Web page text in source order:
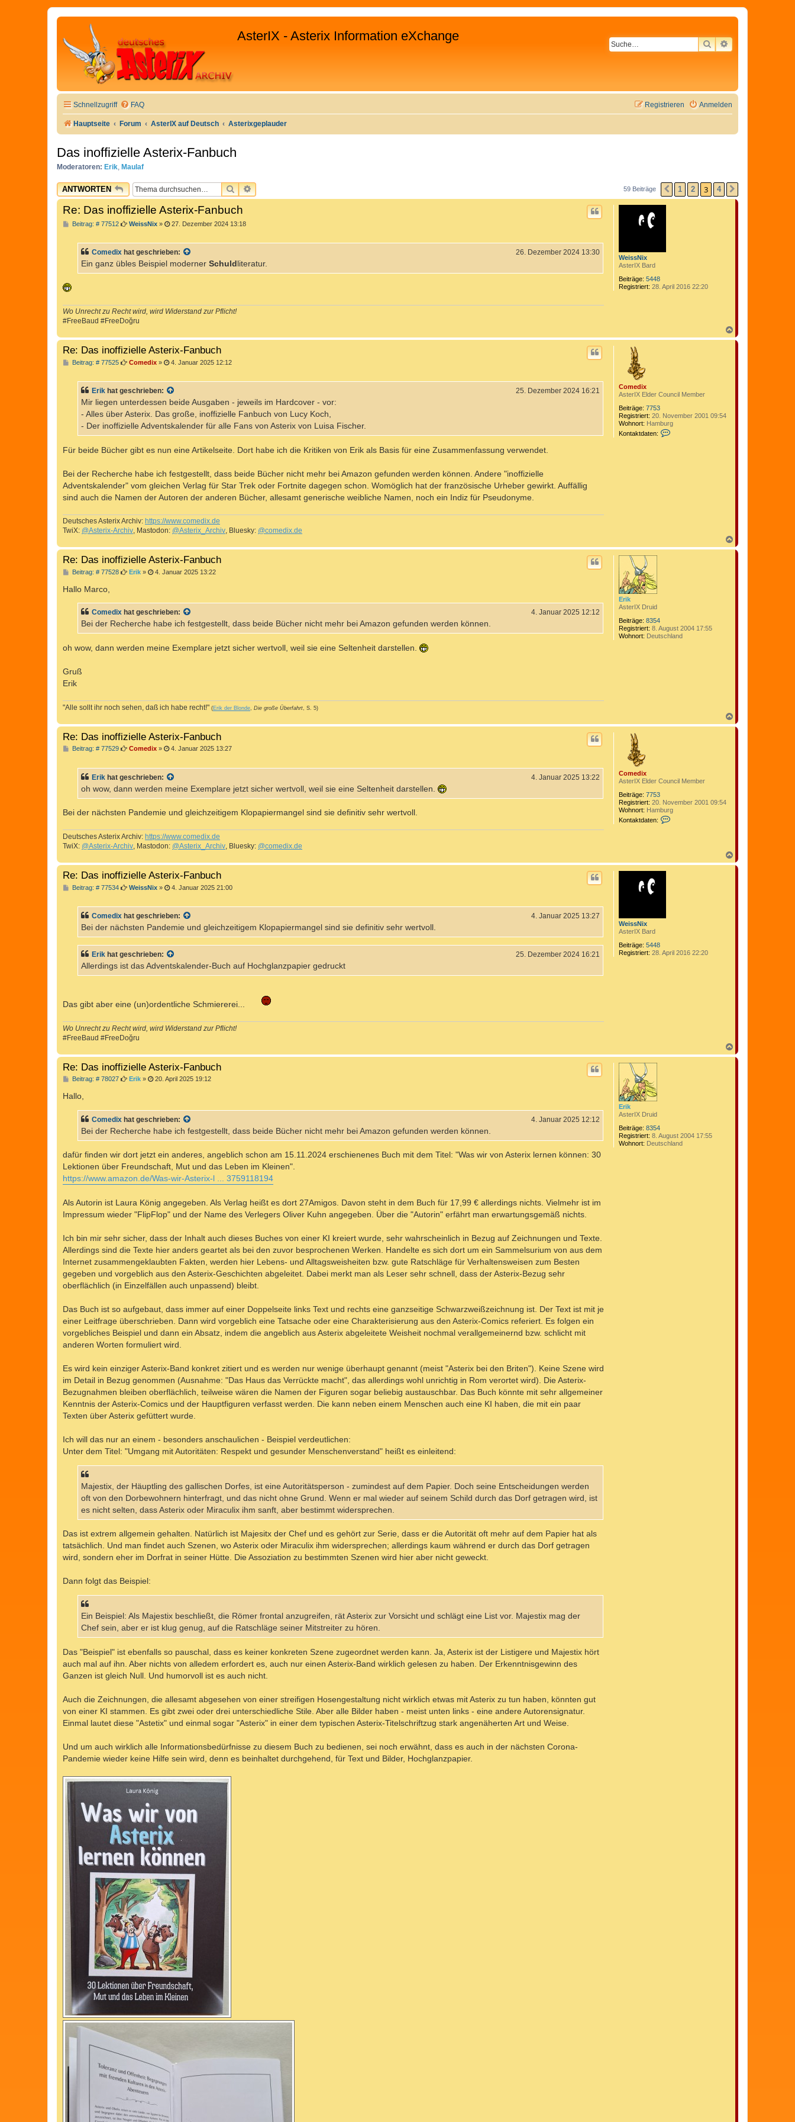
AsterIX - Asterix Information eXchange
SUCHEERWEITERTE
Schnellzugriff FAQ Anmelden
Registrieren
Hauptseite Forum AsterIX auf Deutsch Asterixgeplauder
Das inoffizielle Asterix-Fanbuch
Moderatoren: Erik, Maulaf
ANTWORTEN SUCHEERWEITERTE SUCHE 59 Beiträge VORHERIGE
1 2 3 4
WeissNix
AsterIX Bard
Beiträge: 5448
Registriert: 28. April 2016 22:20
Re: Das inoffizielle Asterix-Fanbuch
Beitrag: # 77512B
r
a
WeissNix» 27. Dezember 2024 13:18
Comedix hat geschrieben: 26. Dezember 2024 13:30
Ein ganz übles Beispiel moderner Schuld literatur.
Wo Unrecht zu Recht wird, wird Widerstand zur Pflicht!
#FreeBaud #FreeDoğru
a
c
Comedix
AsterIX Elder Council Member
Beiträge: 7753
Registriert: 20. November 2001 09:54
Wohnort: Hamburg
Kontaktdaten:
C
Re: Das inoffizielle Asterix-Fanbuch
Beitrag: # 77525B
r
a
Comedix» 4. Januar 2025 12:12
Erik hat geschrieben: 25. Dezember 2024 16:21
Mir liegen unterdessen beide Ausgaben - jeweils im Hardcover - vor:
- Alles über Asterix. Das große, inoffizielle Fanbuch von Lucy Koch,
- Der inoffizielle Adventskalender für alle Fans von Asterix von Luisa Fischer.
Für beide Bücher gibt es nun eine Artikelseite. Dort habe ich die Kritiken von Erik als Basis für eine Zusammenfassung verwendet.
Bei der Recherche habe ich festgestellt, dass beide Bücher nicht mehr bei Amazon gefunden werden können. Andere "inoffizielle
Adventskalender" vom gleichen Verlag für Star Trek oder Fortnite dagegen schon. Womöglich hat der französische Urheber gewirkt. Auffällig
sind auch die Namen der Autoren der anderen Bücher, allesamt generische weibliche Namen, noch ein Indiz für Pseudonyme.
Deutsches Asterix Archiv: https://www.comedix.de
TwiX: @Asterix-Archiv, Mastodon: @Asterix_Archiv, Bluesky: @comedix.de
a
c
Erik
AsterIX Druid
Beiträge: 8354
Registriert: 8. August 2004 17:55
Wohnort: Deutschland
Re: Das inoffizielle Asterix-Fanbuch
Beitrag: # 77528B
r
a
Erik» 4. Januar 2025 13:22
Hallo Marco,
Comedix hat geschrieben: 4. Januar 2025 12:12
Bei der Recherche habe ich festgestellt, dass beide Bücher nicht mehr bei Amazon gefunden werden können.
oh wow, dann werden meine Exemplare jetzt sicher wertvoll, weil sie eine Seltenheit darstellen.
Gruß
Erik
"Alle sollt ihr noch sehen, daß ich habe recht!" (Erik der Blonde Die große Überfahrt , S. 5)
a
c
Comedix
AsterIX Elder Council Member
Beiträge: 7753
Registriert: 20. November 2001 09:54
Wohnort: Hamburg
Kontaktdaten:
t
e
Re: Das inoffizielle Asterix-Fanbuch
Beitrag: # 77529B
r
a
Comedix» 4. Januar 2025 13:27
Erik hat geschrieben: 4. Januar 2025 13:22
oh wow, dann werden meine Exemplare jetzt sicher wertvoll, weil sie eine Seltenheit darstellen.
Bei der nächsten Pandemie und gleichzeitigem Klopapiermangel sind sie definitiv sehr wertvoll.
Deutsches Asterix Archiv: https://www.comedix.de
TwiX: @Asterix-Archiv , Mastodon: @Asterix_Archiv , Bluesky: @comedix.de
a
c
WeissNix
AsterIX Bard
Beiträge: 5448
Registriert: 28. April 2016 22:20
Re: Das inoffizielle Asterix-Fanbuch
Beitrag: # 77534B
r
a
WeissNix» 4. Januar 2025 21:00
Comedix hat geschrieben: 4. Januar 2025 13:27
Bei der nächsten Pandemie und gleichzeitigem Klopapiermangel sind sie definitiv sehr wertvoll.
Erik hat geschrieben: 25. Dezember 2024 16:21
Allerdings ist das Adventskalender-Buch auf Hochglanzpapier gedruckt
Das gibt aber eine (un)ordentliche Schmiererei...
Wo Unrecht zu Recht wird, wird Widerstand zur Pflicht!
#FreeBaud #FreeDoğru
a
c
Erik
AsterIX Druid
Beiträge: 8354
Registriert: 8. August 2004 17:55
Wohnort: Deutschland
Re: Das inoffizielle Asterix-Fanbuch
Beitrag: # 78027B
r
a
Erik» 20. April 2025 19:12
Hallo,
Comedix hat geschrieben: 4. Januar 2025 12:12
Bei der Recherche habe ich festgestellt, dass beide Bücher nicht mehr bei Amazon gefunden werden können.
dafür finden wir dort jetzt ein anderes, angeblich schon am 15.11.2024 erschienenes Buch mit dem Titel: "Was wir von Asterix lernen können: 30
Lektionen über Freundschaft, Mut und das Leben im Kleinen".
https://www.amazon.de/Was-wir-Asterix-l ... 3759118194
Als Autorin ist Laura König angegeben. Als Verlag heißt es dort 27Amigos. Davon steht in dem Buch für 17,99 € allerdings nichts. Vielmehr ist im
Impressum wieder "FlipFlop" und der Name des Verlegers Oliver Kuhn angegeben. Über die "Autorin" erfährt man erwartungsgemäß nichts.
Ich bin mir sehr sicher, dass der Inhalt auch dieses Buches von einer KI kreiert wurde, sehr wahrscheinlich in Bezug auf Zeichnungen und Texte.
Allerdings sind die Texte hier anders geartet als bei den zuvor besprochenen Werken. Handelte es sich dort um ein Sammelsurium von aus dem
Internet zusammengeklaubten Fakten, werden hier Lebens- und Alltagsweisheiten bzw. gute Ratschläge für Verhaltensweisen zum Besten
gegeben und vorgeblich aus den Asterix-Geschichten abgeleitet. Dabei merkt man als Leser sehr schnell, dass der Asterix-Bezug sehr
oberflächlich (in Einzelfällen auch unpassend) bleibt.
Das Buch ist so aufgebaut, dass immer auf einer Doppelseite links Text und rechts eine ganzseitige Schwarzweißzeichnung ist. Der Text ist mit je
einer Leitfrage überschrieben. Dann wird vorgeblich eine Tatsache oder eine Charakterisierung aus den Asterix-Comics referiert. Es folgen ein
vorgebliches Beispiel und dann ein Absatz, indem die angeblich aus Asterix abgeleitete Weisheit nochmal verallgemeinernd bzw. schlicht mit
anderen Worten formuliert wird.
Es wird kein einziger Asterix-Band konkret zitiert und es werden nur wenige überhaupt genannt (meist "Asterix bei den Briten"). Keine Szene wird
im Detail in Bezug genommen (Ausnahme: "Das Haus das Verrückte macht", das allerdings wohl unrichtig in Rom verortet wird). Die Asterix-
Bezugnahmen bleiben oberflächlich, teilweise wären die Namen der Figuren sogar beliebig austauschbar. Das Buch könnte mit sehr allgemeiner
Kenntnis der Asterix-Comics und der Hauptfiguren verfasst werden. Die kann neben einem Menschen auch eine KI haben, die mit ein paar
Texten über Asterix gefüttert wurde.
Ich will das nur an einem - besonders anschaulichen - Beispiel verdeutlichen:
Unter dem Titel: "Umgang mit Autoritäten: Respekt und gesunder Menschenverstand" heißt es einleitend:
Majestix, der Häuptling des gallischen Dorfes, ist eine Autoritätsperson - zumindest auf dem Papier. Doch seine Entscheidungen werden
oft von den Dorbewohnern hinterfragt, und das nicht ohne Grund. Wenn er mal wieder auf seinem Schild durch das Dorf getragen wird, ist
es nicht selten, dass Asterix oder Miraculix ihm sanft, aber bestimmt widersprechen.
Das ist extrem allgemein gehalten. Natürlich ist Majesitx der Chef und es gehört zur Serie, dass er die Autorität oft mehr auf dem Papier hat als
tatsächlich. Und man findet auch Szenen, wo Asterix oder Miraculix ihm widersprechen; allerdings kaum während er durch das Dorf getragen
wird, sondern eher im Dorfrat in seiner Hütte. Die Assoziation zu bestimmten Szenen wird hier aber nicht geweckt.
Dann folgt das Beispiel:
Ein Beispiel: Als Majestix beschließt, die Römer frontal anzugreifen, rät Asterix zur Vorsicht und schlägt eine List vor. Majestix mag der
Chef sein, aber er ist klug genug, auf die Ratschläge seiner Mitstreiter zu hören.
Das "Beispiel" ist ebenfalls so pauschal, dass es keiner konkreten Szene zugeordnet werden kann. Ja, Asterix ist der Listigere und Majestix hört
auch mal auf ihn. Aber nichts von alledem erfordert es, auch nur einen Asterix-Band wirklich gelesen zu haben. Der Erkenntnisgewinn des
Ganzen ist gleich Null. Und humorvoll ist es auch nicht.
Auch die Zeichnungen, die allesamt abgesehen von einer streifigen Hosengestaltung nicht wirklich etwas mit Asterix zu tun haben, könnten gut
von einer KI stammen. Es gibt zwei oder drei unterschiedliche Stile. Aber alle Bilder haben - meist unten links - eine andere Autorensignatur.
Einmal lautet diese "Astetix" und einmal sogar "Asterix" in einer dem typischen Asterix-Titelschriftzug stark angenäherten Art und Weise.
Und um auch wirklich alle Informationsbedürfnisse zu diesem Buch zu bedienen, sei noch erwähnt, dass es auch in der nächsten Corona-
Pandemie wieder keine Hilfe sein wird, denn es beinhaltet durchgehend, für Text und Bilder, Hochglanzpapier.